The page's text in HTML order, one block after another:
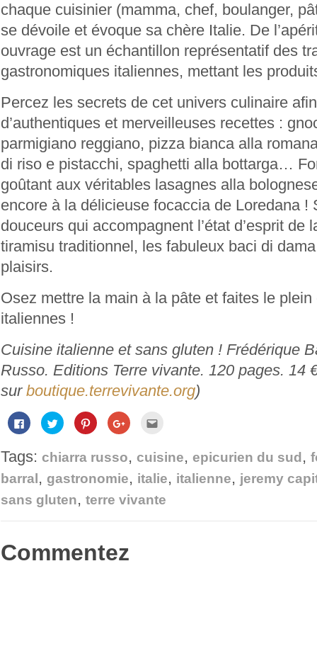
chaque cuisinier (mamma, chef, boulanger,
se dévoile et évoque sa chère Italie. De
ouvrage est un échantillon représentatif des
gastronomiques italiennes, mettant les
Percez les secrets de cet univers culinaire
d’authentiques et merveilleuses recettes :
parmigiano reggiano, pizza bianca alla
di riso e pistacchi, spaghetti alla bottarga…
goûtant aux véritables lasagnes alla
encore à la délicieuse focaccia de Loredana !
douceurs qui accompagnent l’état d’esprit de
tiramisu traditionnel, les fabuleux baci di
plaisirs.
Osez mettre la main à la pâte et faites le plein
italiennes !
Cuisine italienne et sans gluten ! Frédérique
Russo. Editions Terre vivante. 120 pages. 14
sur boutique.terrevivante.org)
Cliquez
pour
partager
Facebook(ouvre
dans
une
nouvelle
fenêtre)
Cliquez
pour
partager
Twitter(ouvre
dans
nouvelle
Cliquez
pour
partager
Pinterest(ouvre
dans
nouvelle
Cliquez
pour
Google+
(ouvre
dans
une
nouvelle
fenêtre)
e-
mail
à
un
ami(ouvre
dans
une
fenêtre)
Tags: chiarra russo, cuisine, epicurien du sud ,
barral , gastronomie, italie, italienne, jeremy
sans gluten, terre vivante
Commentez